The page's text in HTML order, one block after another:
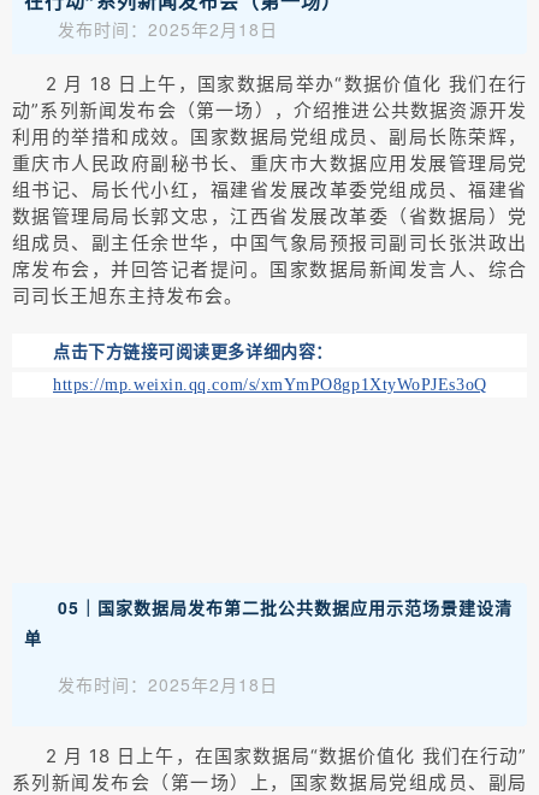
发布时间：2025年2月18日
2 月 18 日上午，国家数据局举办“数据价值化 我们在行
动”系列新闻发布会（第一场），介绍推进公共数据资源开发
利用的举措和成效。国家数据局党组成员、副局长陈荣辉，
重庆市人民政府副秘书长、重庆市大数据应用发展管理局党
组书记、局长代小红，福建省发展改革委党组成员、福建省
数据管理局局长郭文忠，江西省发展改革委（省数据局）党
组成员、副主任余世华，中国气象局预报司副司长张洪政出
席发布会，并回答记者提问。国家数据局新闻发言人、综合
司司长王旭东主持发布会。
点击下方链接可阅读更多详细内容：
https://mp.weixin.qq.com/s/xmYmPO8gp1XtyWoPJEs3oQ
05｜
国家数据局发布第二批公共数据应用示范场景建设清
单
发布时间：2025年2月18日
2 月 18 日上午，在国家数据局“数据价值化 我们在行动”
系列新闻发布会（第一场）上，国家数据局党组成员、副局